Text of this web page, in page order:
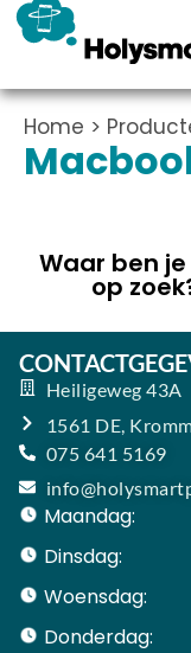
Home >
Waar ben
op
Heiligeweg 43A
1561 DE,
075 641 5169
Maandag:
Dinsdag:
Woensdag:
Donderdag: